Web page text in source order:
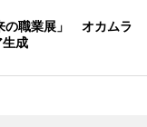
の職業展」 オカムラ
成